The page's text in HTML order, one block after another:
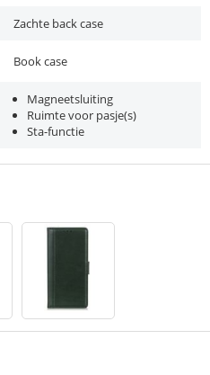
Zachte back case
Book case
Magneetsluiting
Ruimte voor pasje(s)
Sta-functie